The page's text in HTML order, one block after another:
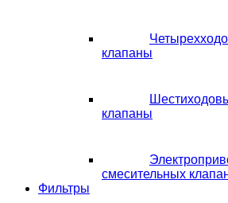
клапаны
клапаны
смесительных
Фильтры